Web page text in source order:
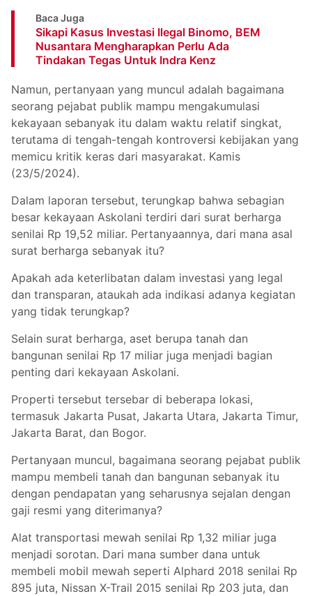
Baca Juga
Sikapi Kasus Investasi Ilegal Binomo, BEM
Nusantara Mengharapkan Perlu Ada
Tindakan Tegas Untuk Indra Kenz
Namun, pertanyaan yang muncul adalah bagaimana
seorang pejabat publik mampu mengakumulasi
kekayaan sebanyak itu dalam waktu relatif singkat,
terutama di tengah-tengah kontroversi kebijakan yang
memicu kritik keras dari masyarakat. Kamis
(23/5/2024).
Dalam laporan tersebut, terungkap bahwa sebagian
besar kekayaan Askolani terdiri dari surat berharga
senilai Rp 19,52 miliar. Pertanyaannya, dari mana asal
surat berharga sebanyak itu?
Apakah ada keterlibatan dalam investasi yang legal
dan transparan, ataukah ada indikasi adanya kegiatan
yang tidak terungkap?
Selain surat berharga, aset berupa tanah dan
bangunan senilai Rp 17 miliar juga menjadi bagian
penting dari kekayaan Askolani.
Properti tersebut tersebar di beberapa lokasi,
termasuk Jakarta Pusat, Jakarta Utara, Jakarta Timur,
Jakarta Barat, dan Bogor.
Pertanyaan muncul, bagaimana seorang pejabat publik
mampu membeli tanah dan bangunan sebanyak itu
dengan pendapatan yang seharusnya sejalan dengan
gaji resmi yang diterimanya?
Alat transportasi mewah senilai Rp 1,32 miliar juga
menjadi sorotan. Dari mana sumber dana untuk
membeli mobil mewah seperti Alphard 2018 senilai Rp
895 juta, Nissan X-Trail 2015 senilai Rp 203 juta, dan